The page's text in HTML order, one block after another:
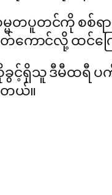
တပူတင်ကို စစ်ရ
တ်ကောင်လို့ ထင်ကြ
းဆိုခွင့်ရှိသူ ဒီမီထ
တယ်။